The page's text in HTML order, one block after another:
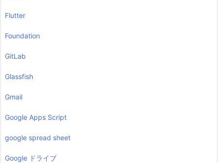
Flutter
Foundation
GitLab
Glassfish
Gmail
Google Apps Script
google spread sheet
Google ドライブ